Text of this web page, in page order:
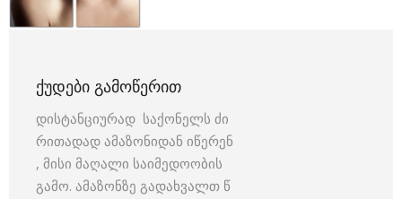
ᲥᲣᲓᲔᲑᲘ ᲒᲐᲛᲝᲬᲔᲠᲘᲗ
დისტანციურად საქონელს ძი
რითადად ამაზონიდან იწერენ
, მისი მაღალი საიმედოობის
გამო. ამაზონზე გადახვალთ წ